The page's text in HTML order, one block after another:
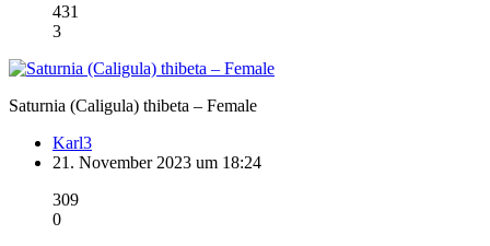
431
3
Saturnia (Caligula) thibeta – Female
Karl3
21. November 2023 um 18:24
309
0